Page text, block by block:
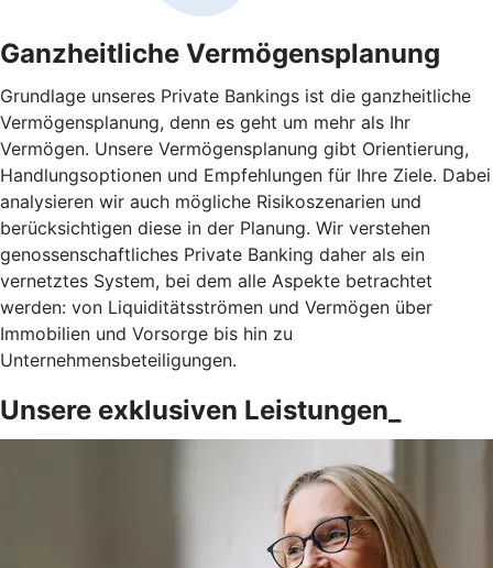
Ganzheitliche Vermögensplanung
Grundlage unseres Private Bankings ist die ganzheitliche
Vermögensplanung, denn es geht um mehr als Ihr
Vermögen. Unsere Vermögensplanung gibt Orientierung,
Handlungsoptionen und Empfehlungen für Ihre Ziele. Dabei
analysieren wir auch mögliche Risikoszenarien und
berücksichtigen diese in der Planung. Wir verstehen
genossenschaftliches Private Banking daher als ein
vernetztes System, bei dem alle Aspekte betrachtet
werden: von Liquiditätsströmen und Vermögen über
Immobilien und Vorsorge bis hin zu
Unternehmensbeteiligungen.
Unsere exklusiven Leistungen_